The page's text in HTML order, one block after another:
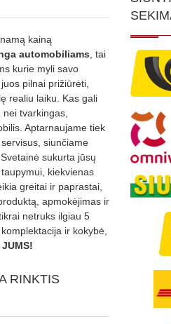
kainą
automobiliams , tai
kurie myli savo
pilnai prižiūrėti,
realiu laiku. Kas gali
tvarkingas,
Aptarnaujame tiek
siunčiame
sukurta jūsų
kiekvienas
greitai ir paprastai,
apmokėjimas ir
netruks ilgiau 5
ir kokybė,
JUMS!
RINKTIS